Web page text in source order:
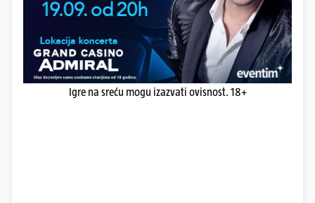
Igre na sreću mogu izazvati ovisnost. 18+